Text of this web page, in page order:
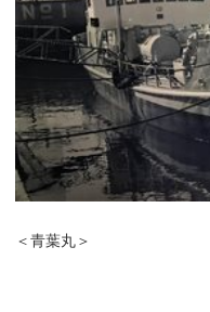
＜青葉丸＞